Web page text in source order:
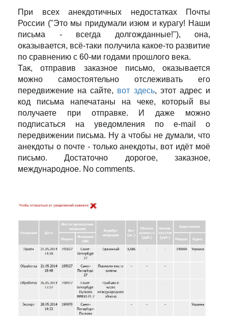
При всех анекдотичных недостатках Почты
России ("Это мы придумали изюм и курагу! Наши
письма - всегда долгожданные!"), она,
оказывается, всё-таки получила какое-то развитие
по сравнению с 60-ми годами прошлого века.
Так, отправив заказное письмо, оказывается
можно самостоятельно отслеживать его
передвижение на сайте, вот здесь, этот адрес и
код письма напечатаны на чеке, который вы
получаете при отправке. И даже можно
подписаться на уведомления по e-mail о
передвижении письма. Ну а чтобы не думали, что
анекдоты о почте - только анекдоты, вот идёт моё
письмо. Достаточно дорогое, заказное,
международное. No comments.